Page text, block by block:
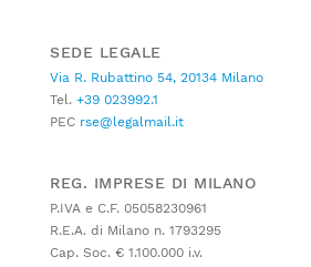
SEDE LEGALE
Via R. Rubattino 54, 20134 Milano
Tel. +39 023992.1
PEC rse@legalmail.it
REG. IMPRESE DI MILANO
P.IVA e C.F. 05058230961
R.E.A. di Milano n. 1793295
Cap. Soc. € 1.100.000 i.v.